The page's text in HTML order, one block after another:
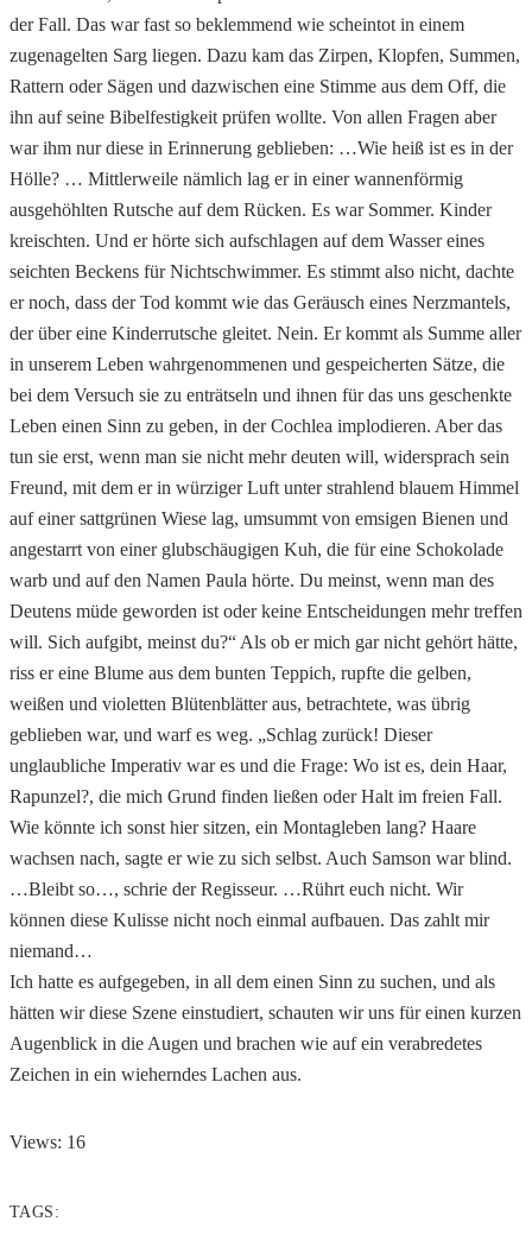
der Fall. Das war fast so beklemmend wie scheintot in einem
zugenagelten Sarg liegen. Dazu kam das Zirpen, Klopfen, Summen,
Rattern oder Sägen und dazwischen eine Stimme aus dem Off, die
ihn auf seine Bibelfestigkeit prüfen wollte. Von allen Fragen aber
war ihm nur diese in Erinnerung geblieben: …Wie heiß ist es in der
Hölle? … Mittlerweile nämlich lag er in einer wannenförmig
ausgehöhlten Rutsche auf dem Rücken. Es war Sommer. Kinder
kreischten. Und er hörte sich aufschlagen auf dem Wasser eines
seichten Beckens für Nichtschwimmer. Es stimmt also nicht, dachte
er noch, dass der Tod kommt wie das Geräusch eines Nerzmantels,
der über eine Kinderrutsche gleitet. Nein. Er kommt als Summe aller
in unserem Leben wahrgenommenen und gespeicherten Sätze, die
bei dem Versuch sie zu enträtseln und ihnen für das uns geschenkte
Leben einen Sinn zu geben, in der Cochlea implodieren. Aber das
tun sie erst, wenn man sie nicht mehr deuten will, widersprach sein
Freund, mit dem er in würziger Luft unter strahlend blauem Himmel
auf einer sattgrünen Wiese lag, umsummt von emsigen Bienen und
angestarrt von einer glubschäugigen Kuh, die für eine Schokolade
warb und auf den Namen Paula hörte. Du meinst, wenn man des
Deutens müde geworden ist oder keine Entscheidungen mehr treffen
will. Sich aufgibt, meinst du?“ Als ob er mich gar nicht gehört hätte,
riss er eine Blume aus dem bunten Teppich, rupfte die gelben,
weißen und violetten Blütenblätter aus, betrachtete, was übrig
geblieben war, und warf es weg. „Schlag zurück! Dieser
unglaubliche Imperativ war es und die Frage: Wo ist es, dein Haar,
Rapunzel?, die mich Grund finden ließen oder Halt im freien Fall.
Wie könnte ich sonst hier sitzen, ein Montagleben lang? Haare
wachsen nach, sagte er wie zu sich selbst. Auch Samson war blind.
…Bleibt so…, schrie der Regisseur. …Rührt euch nicht. Wir
können diese Kulisse nicht noch einmal aufbauen. Das zahlt mir
niemand…
Ich hatte es aufgegeben, in all dem einen Sinn zu suchen, und als
hätten wir diese Szene einstudiert, schauten wir uns für einen kurzen
Augenblick in die Augen und brachen wie auf ein verabredetes
Zeichen in ein wieherndes Lachen aus.
Views: 16
TAGS: